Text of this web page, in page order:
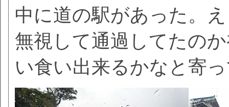
中に道の駅があった。
無視して通過してたの
い食い出来るかなと寄